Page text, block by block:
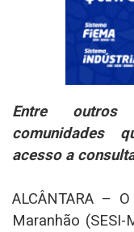
Entre outros
comunidades
acesso a
ALCÂNTARA –
Maranhão